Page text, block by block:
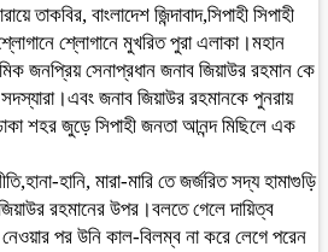
তাকবির, বাংলাদেশ জিন্দাবাদ,সিপাহী সিপাহী
শ্লোগানে মুখরিত পুরা এলাকা।মহান
জনপ্রিয় সেনাপ্রধান জনাব জিয়াউর রহমান কে
জনাব জিয়াউর রহমানকে পুনরায়
শহর জুড়ে সিপাহী জনতা আনন্দ মিছিলে এক
হানি, মারা-মারি তে জর্জরিত সদ্য হামাগুড়ি
জিয়াউর রহমানের উপর।বলতে গেলে দায়িত্ব
পর উনি কাল-বিলম্ব না করে লেগে পরেন